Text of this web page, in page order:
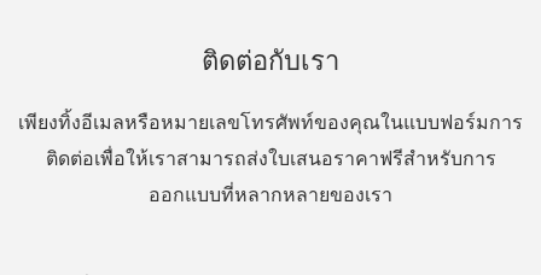
ติดต่อกับเรา
เพียงทิ้งอีเมลหรือหมายเลขโทรศัพท์ของคุณในแบบฟอร์มการ
ติดต่อเพื่อให้เราสามารถส่งใบเสนอราคาฟรีสำหรับการ
ออกแบบที่หลากหลายของเรา